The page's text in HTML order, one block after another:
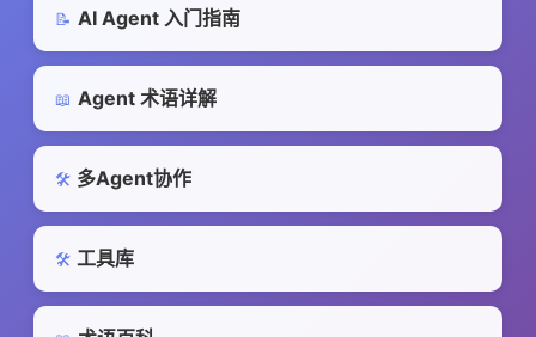
📝 AI Agent 入门指南
📖 Agent 术语详解
🛠️ 多Agent协作
🛠️ 工具库